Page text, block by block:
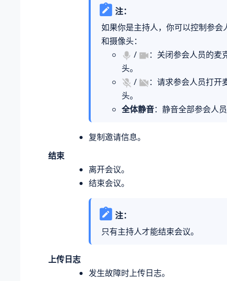
注：
如果你是主持人，你可以控制参会
和摄像头：
/
：关闭参会人员的麦
头。
/
：请求参会人员打开
头。
全体静音：静音全部参会人
复制邀请信息。
结束
离开会议。
结束会议。
注：
只有主持人才能结束会议。
上传日志
发生故障时上传日志。